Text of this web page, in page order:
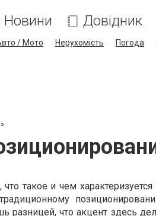
Новини Довідник
/ Мото Нерухомість Погода
что такое и чем
разницей, что акцент здесь